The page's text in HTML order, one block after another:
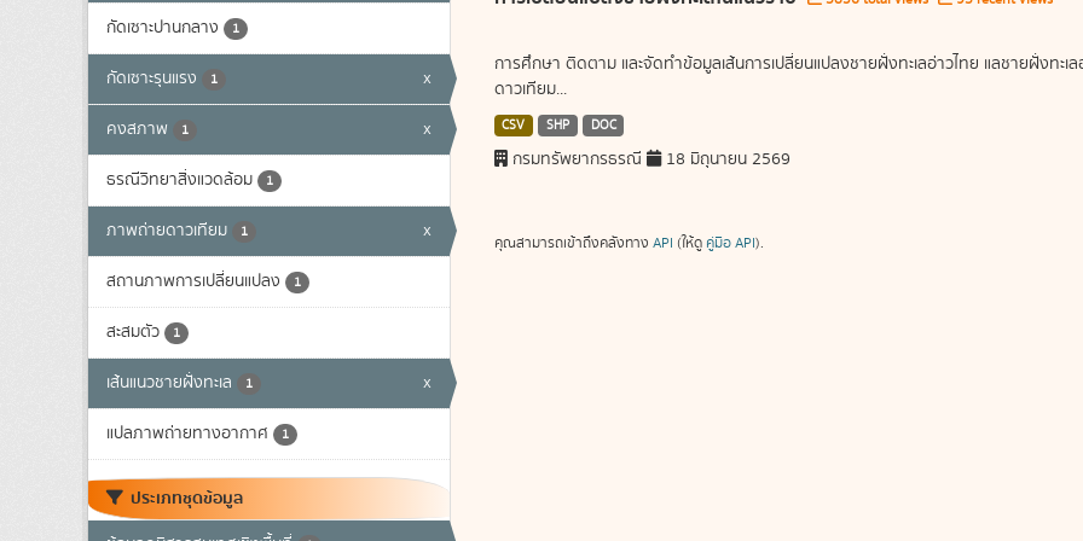
กัดเซาะปานกลาง 1
กัดเซาะรุนแรง 1 x
คงสภาพ 1 x
ธรณีวิทยาสิ่งแวดล้อม 1
ภาพถ่ายดาวเทียม 1 x
สถานภาพการเปลี่ยนแปลง 1
สะสมตัว 1
เส้นแนวชายฝั่งทะเล 1 x
แปลภาพถ่ายทางอากาศ 1
ประเภทชุดข้อมูล
การศึกษา ติดตาม และจัดทำข้อมูลเส้นการเปลี่ยนแปลงชายฝั่งทะเลอ่าวไทย แลชายฝั่งท
ดาวเทียม...
CSV SHP DOC
กรมทรัพยากรธรณี 18 มิถุนายน 2569
คุณสามารถเข้าถึงคลังทาง API (ให้ดู คู่มือ API).